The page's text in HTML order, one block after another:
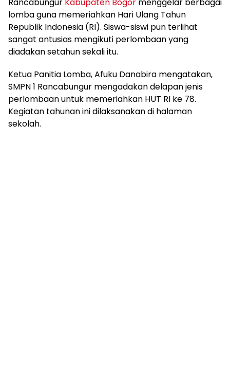
lomba guna memeriahkan Hari Ulang Tahun
Republik Indonesia (RI). Siswa-siswi pun terlihat
sangat antusias mengikuti perlombaan yang
diadakan setahun sekali itu.
Ketua Panitia Lomba, Afuku Danabira mengatakan,
SMPN 1 Rancabungur mengadakan delapan jenis
perlombaan untuk memeriahkan HUT RI ke 78.
Kegiatan tahunan ini dilaksanakan di halaman
sekolah.